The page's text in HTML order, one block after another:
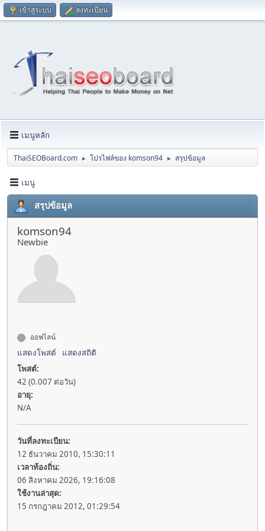
เข้าสู่ระบบ ลงทะเบียน
เมนูหลัก
ThaiSEOBoard.com ► โปรไฟล์ของ komson94 ► สรุปข้อมูล
เมนู
สรุปข้อมูล
komson94
Newbie
ออฟไลน์
แสดงโพสต์
แสดงสถิติ
โพสต์:
42 (0.007 ต่อวัน)
อายุ:
N/A
วันที่ลงทะเบียน:
12 ธันวาคม 2010, 15:30:11
เวลาท้องถิ่น:
06 สิงหาคม 2026, 19:16:08
ใช้งานล่าสุด:
15 กรกฎาคม 2012, 01:29:54